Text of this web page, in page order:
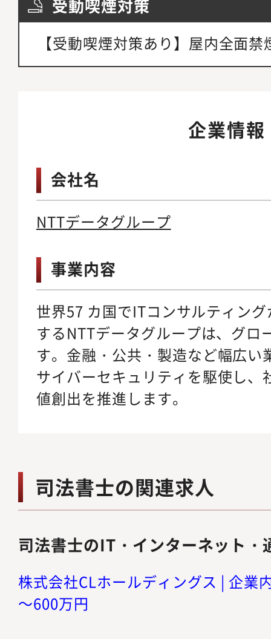
受動喫煙対策
【受動喫煙対策あり】屋内全面禁
企業情報
会社名
NTTデータグループ
事業内容
世界57 カ国でITコンサルティン
するNTTデータグループは、グロ
す。金融・公共・製造など幅広い
サイバーセキュリティを駆使し、
値創出を推進します。
司法書士の関連求人
司法書士のIT・インターネット・
株式会社CLホールディングス | 企業
～600万円